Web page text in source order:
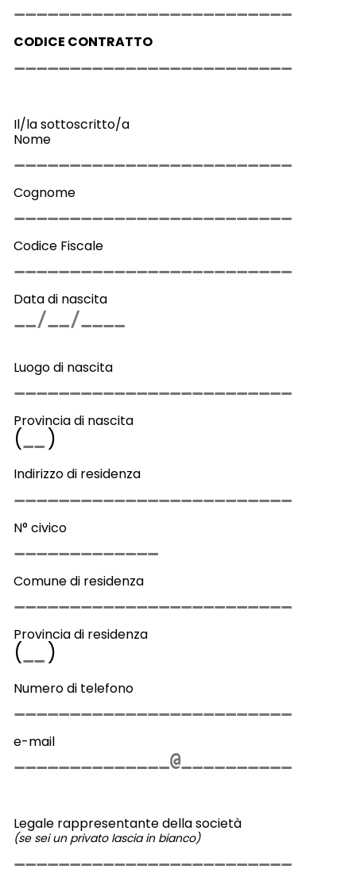
CODICE CONTRATTO
Il/la sottoscritto/a
Nome
Cognome
Codice Fiscale
Data di nascita
Luogo di nascita
Provincia di nascita
( )
Indirizzo di residenza
N° civico
Comune di residenza
Provincia di residenza
( )
Numero di telefono
e-mail
Legale rappresentante della società
(se sei un privato lascia in bianco)